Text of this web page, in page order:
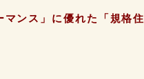
マンス」に優れた「規格住